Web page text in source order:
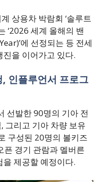
상용차 박람회 ‘솔루트
‘2026 세계 올해의 밴
에 선정되는 등 전세
을 이어가고 있다.
인플루언서 프로그
선발한 90명의 기아 전
그리고 기아 차량 보유
구성된 20명의 볼키즈
경기 관람과 멜버른
제공할 예정이다.